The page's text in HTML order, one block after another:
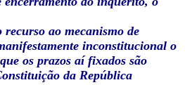
recurso ao mecanismo de
inconstitucional o
os prazos aí fixados são
da República